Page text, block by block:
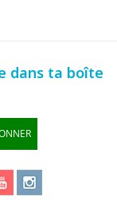
dans ta boîte